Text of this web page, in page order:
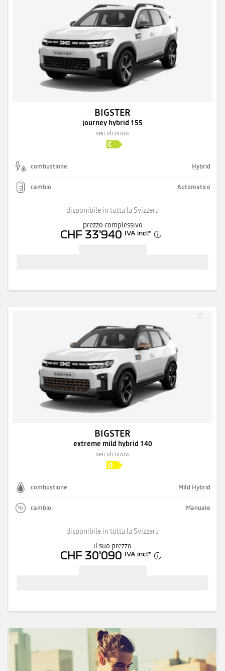
BIGSTER
journey hybrid 155
veicoli nuovi
combustione Hybrid
cambio Automatico
disponibile in tutta la Svizzera
prezzo complessivo
CHF 33'940 IVA incl.*
BIGSTER
extreme mild hybrid 140
veicoli nuovi
combustione Mild Hybrid
cambio Manuale
disponibile in tutta la Svizzera
il suo prezzo
CHF 30'090 IVA incl.*